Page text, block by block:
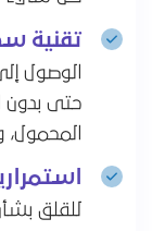
تقنية
الوصول
حتى بدون